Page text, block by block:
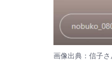
画像出典：信子